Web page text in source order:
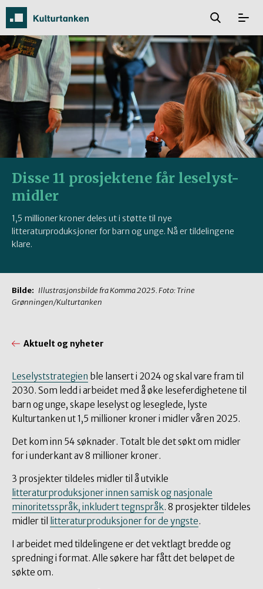
Disse 11 prosjektene får leselyst-
midler
1,5 millioner kroner deles ut i støtte til nye
litteraturproduksjoner for barn og unge. Nå er tildelingene
klare.
Bilde: Illustrasjonsbilde fra Komma 2025. Foto: Trine
Grønningen/Kulturtanken
Aktuelt og nyheter
Leselyststrategien ble lansert i 2024 og skal vare fram til
2030. Som ledd i arbeidet med å øke leseferdighetene til
barn og unge, skape leselyst og leseglede, lyste
Kulturtanken ut 1,5 millioner kroner i midler våren 2025.
Det kom inn 54 søknader. Totalt ble det søkt om midler
for i underkant av 8 millioner kroner.
3 prosjekter tildeles midler til å utvikle
litteraturproduksjoner innen samisk og nasjonale
minoritetsspråk, inkludert tegnspråk. 8 prosjekter tildeles
midler til
litteraturproduksjoner for de yngste.
I arbeidet med tildelingene er det vektlagt bredde og
spredning i format. Alle søkere har fått det beløpet de
søkte om.